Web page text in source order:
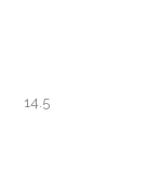
14.5